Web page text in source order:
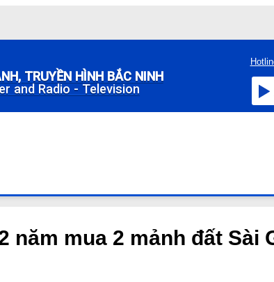
TRUYỀN HÌNH BẮC NINH
and Radio - Television
năm mua 2 mảnh đất Sài